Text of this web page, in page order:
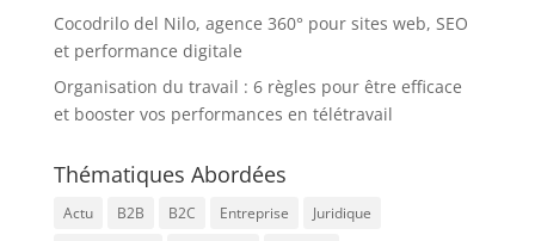
Cocodrilo del Nilo, agence 360° pour sites web, SEO
et performance digitale
Organisation du travail : 6 règles pour être efficace
et booster vos performances en télétravail
Thématiques Abordées
Actu B2B B2C Entreprise
Juridique